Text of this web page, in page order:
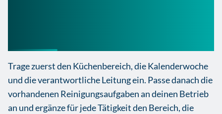
Trage zuerst den Küchenbereich, die Kalenderwoche
und die verantwortliche Leitung ein. Passe danach die
vorhandenen Reinigungsaufgaben an deinen Betrieb
an und ergänze für jede Tätigkeit den Bereich, die